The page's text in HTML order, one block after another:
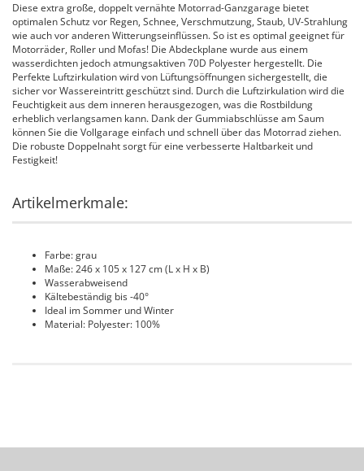
Diese extra große, doppelt vernähte Motorrad-Ganzgarage bietet
optimalen Schutz vor Regen, Schnee, Verschmutzung, Staub, UV-Strahlung
wie auch vor anderen Witterungseinflüssen. So ist es optimal geeignet für
Motorräder, Roller und Mofas! Die Abdeckplane wurde aus einem
wasserdichten jedoch atmungsaktiven 70D Polyester hergestellt. Die
Perfekte Luftzirkulation wird von Lüftungsöffnungen sichergestellt, die
sicher vor Wassereintritt geschützt sind. Durch die Luftzirkulation wird die
Feuchtigkeit aus dem inneren herausgezogen, was die Rostbildung
erheblich verlangsamen kann. Dank der Gummiabschlüsse am Saum
können Sie die Vollgarage einfach und schnell über das Motorrad ziehen.
Die robuste Doppelnaht sorgt für eine verbesserte Haltbarkeit und
Festigkeit!
Artikelmerkmale:
Farbe: grau
Maße: 246 x 105 x 127 cm (L x H x B)
Wasserabweisend
Kältebeständig bis -40°
Ideal im Sommer und Winter
Material: Polyester: 100%